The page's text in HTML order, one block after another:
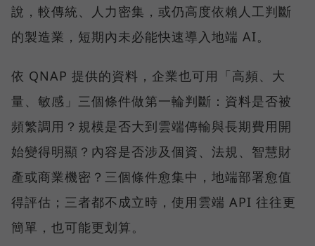
說，較傳統、人力密集，或仍高度依賴人工判斷
的製造業，短期內未必能快速導入地端 AI。
依 QNAP 提供的資料，企業也可用「高頻、大
量、敏感」三個條件做第一輪判斷：資料是否被
頻繁調用？規模是否大到雲端傳輸與長期費用開
始變得明顯？內容是否涉及個資、法規、智慧財
產或商業機密？三個條件愈集中，地端部署愈值
得評估；三者都不成立時，使用雲端 API 往往更
簡單，也可能更划算。